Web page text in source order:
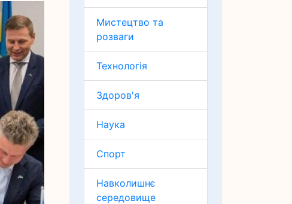
Мистецтво та
розваги
Технологія
Здоров'я
Наука
Спорт
Навколишнє
середовище